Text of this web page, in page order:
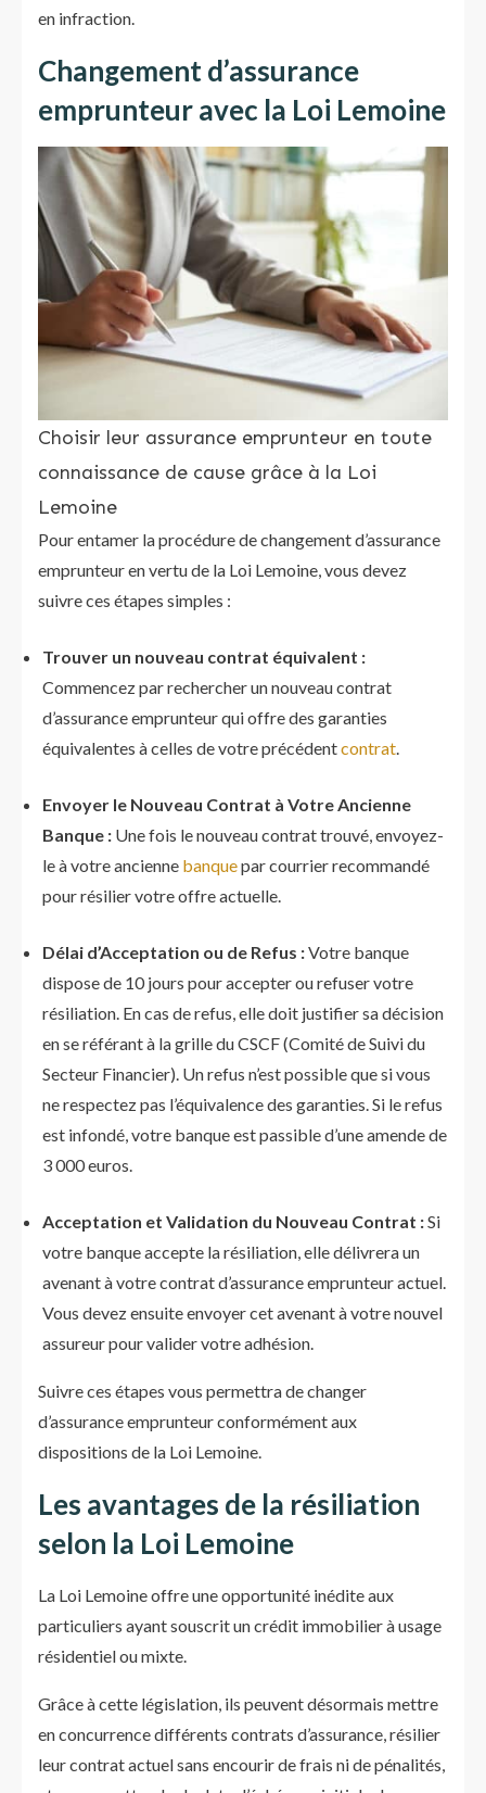
en infraction.
Changement d’assurance
emprunteur avec la Loi Lemoine
Choisir leur assurance emprunteur en toute
connaissance de cause grâce à la Loi
Lemoine
Pour entamer la procédure de changement d’assurance
emprunteur en vertu de la Loi Lemoine, vous devez
suivre ces étapes simples :
Trouver un nouveau contrat équivalent :
Commencez par rechercher un nouveau contrat
d’assurance emprunteur qui offre des garanties
équivalentes à celles de votre précédentcontrat.
Envoyer le Nouveau Contrat à Votre Ancienne
Banque : Une fois le nouveau contrat trouvé, envoyez-
le à votre ancienne banquepar courrier recommandé
pour résilier votre offre actuelle.
Délai d’Acceptation ou de Refus :Votre banque
dispose de 10 jours pour accepter ou refuser votre
résiliation. En cas de refus, elle doit justifier sa décision
en se référant à la grille du CSCF (Comité de Suivi du
Secteur Financier). Un refus n’est possible que si vous
ne respectez pas l’équivalence des garanties. Si le refus
est infondé, votre banque est passible d’une amende de
3 000 euros.
Acceptation et Validation du Nouveau Contrat :Si
votre banque accepte la résiliation, elle délivrera un
avenant à votre contrat d’assurance emprunteur actuel.
Vous devez ensuite envoyer cet avenant à votre nouvel
assureur pour valider votre adhésion.
Suivre ces étapes vous permettra de changer
d’assurance emprunteur conformément aux
dispositions de la Loi Lemoine.
Les avantages de la résiliation
selon la Loi Lemoine
La Loi Lemoine offre une opportunité inédite aux
particuliers ayant souscrit un crédit immobilier à usage
résidentiel ou mixte.
Grâce à cette législation, ils peuvent désormais mettre
en concurrence différents contrats d’assurance, résilier
leur contrat actuel sans encourir de frais ni de pénalités,